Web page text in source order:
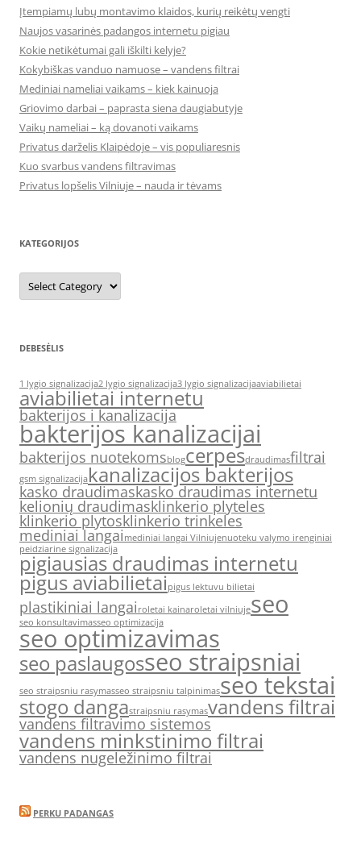
Įtempiamų lubų montavimo klaidos, kurių reikėtų vengti
Naujos vasarinės padangos internetu pigiau
Kokie netikėtumai gali iškilti kelyje?
Kokybiškas vanduo namuose – vandens filtrai
Mediniai nameliai vaikams – kiek kainuoja
Griovimo darbai – paprasta siena daugiabutyje
Vaikų nameliai – ką dovanoti vaikams
Privatus darželis Klaipėdoje – vis populiaresnis
Kuo svarbus vandens filtravimas
Privatus lopšelis Vilniuje – nauda ir tėvams
KATEGORIJOS
Kategorijos
DEBESĖLIS
1 lygio signalizacija2 lygio signalizacija3 lygio signalizacijaaviabilietai
aviabilietai internetu
bakterijos i kanalizacija
bakterijos kanalizacijai
bakterijos nuotekomsblogcerpesdraudimasfiltrai
gsm signalizacijakanalizacijos bakterijos
kasko draudimaskasko draudimas internetu
kelionių draudimasklinkerio plyteles
klinkerio plytosklinkerio trinkeles
mediniai langai mediniai langai Vilniujenuoteku valymo irenginiai
peidziarine signalizacija
pigiausias draudimas internetu
pigus aviabilietaipigus lektuvu bilietai
plastikiniai langai roletai kainaroletai vilniujeseo
seo konsultavimasseo optimizacija
seo optimizavimas
seo paslaugosseo straipsniai
seo straipsniu rasymasseo straipsniu talpinimasseo tekstai
stogo dangastraipsniu rasymasvandens filtrai
vandens filtravimo sistemos
vandens minkstinimo filtrai
vandens nugeležinimo filtrai
PERKU PADANGAS